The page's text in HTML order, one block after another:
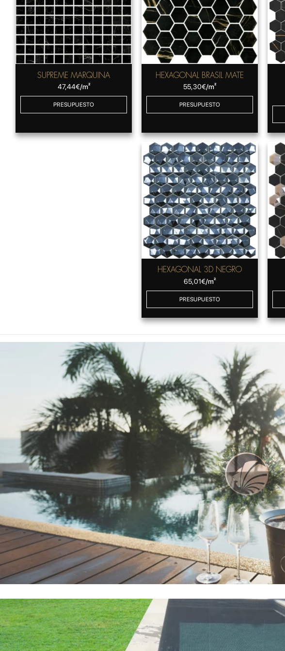
SUPREME MARQUINA
47,44€/m²
PRESUPUESTO
HEXAGONAL BRASIL MATE
55,30€/m²
PRESUPUESTO
HEXAGONAL 3D NEGRO
65,01€/m²
PRESUPUESTO
GRESITE NEGRO
El gresite negro es el revestimiento de piscina más
sofisticado y atrevido de toda la gama. Su acabado —
disponible en brillante, mate y niebla— transforma
completamente el aspecto del agua y del entorno,
creando
uno de los efectos visuales más
impactantes que puede conseguirse en una piscina.
Los tonos oscuros llevan años ganando terreno frente
a los azules y blancos tradicionales. Una piscina negra
transmite elegancia, modernidad y una personalidad
inconfundible que la convierte en el elemento central
de cualquier jardín o terraza donde se instala.